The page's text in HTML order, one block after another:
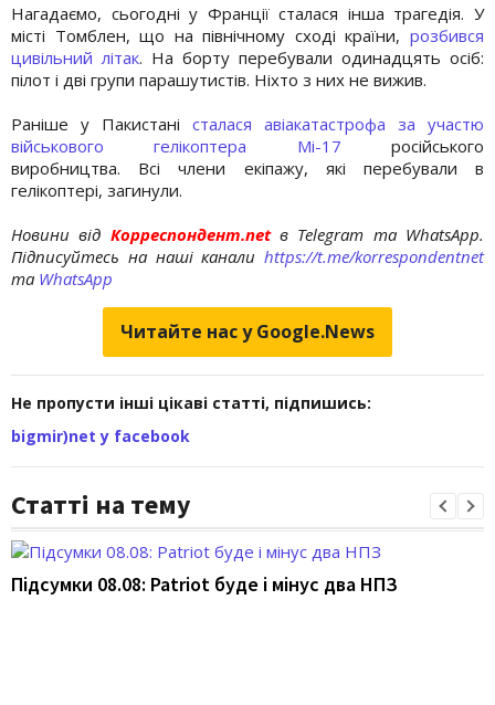
Нагадаємо, сьогодні у Франції сталася інша трагедія. У
місті Томблен, що на північному сході країни, розбився
цивільний літак. На борту перебували одинадцять осіб:
пілот і дві групи парашутистів. Ніхто з них не вижив.
Раніше у Пакистані сталася авіакатастрофа за участю
військового гелікоптера Мі-17 російського
виробництва. Всі члени екіпажу, які перебували в
гелікоптері, загинули.
Новини від Корреспондент.netв Telegram та WhatsApp.
Підписуйтесь на наші канали https://t.me/korrespondentnet
та WhatsApp
Читайте нас у Google.News
Не пропусти інші цікаві статті, підпишись:
bigmir)net у facebook
Статті на тему
Підсумки 08.08: Patriot буде і мінус два НПЗ